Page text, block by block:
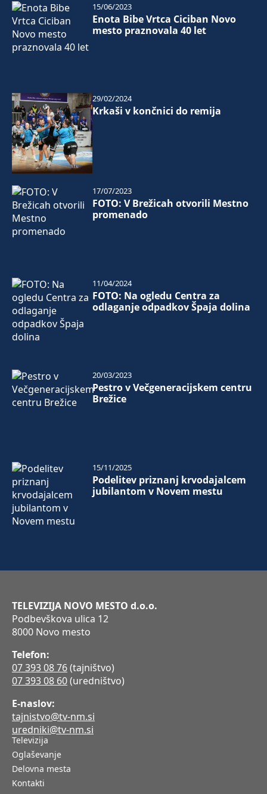
Enota Bibe Vrtca Ciciban Novo
mesto praznovala 40 let
15/06/2023
Krkaši v končnici do remija
29/02/2024
FOTO: V Brežicah otvorili Mestno
promenado
17/07/2023
FOTO: Na ogledu Centra za
odlaganje odpadkov Špaja dolina
11/04/2024
Pestro v Večgeneracijskem centru
Brežice
20/03/2023
Podelitev priznanj krvodajalcem
jubilantom v Novem mestu
15/11/2025
TELEVIZIJA NOVO MESTO d.o.o.
Podbevškova ulica 12
8000 Novo mesto
Telefon:
07 393 08 76(tajništvo)
07 393 08 60(uredništvo)
E-naslov:
tajnistvo@tv-nm.si
uredniki@tv-nm.si
Televizija
Oglaševanje
Delovna mesta
Kontakti